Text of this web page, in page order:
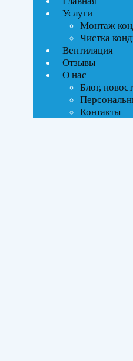
Услуги
Монтаж
Чистка
Вентиляция
Отзывы
О нас
Блог,
Контакты
ВСЕ АКЦИИ(2)
Инверторное